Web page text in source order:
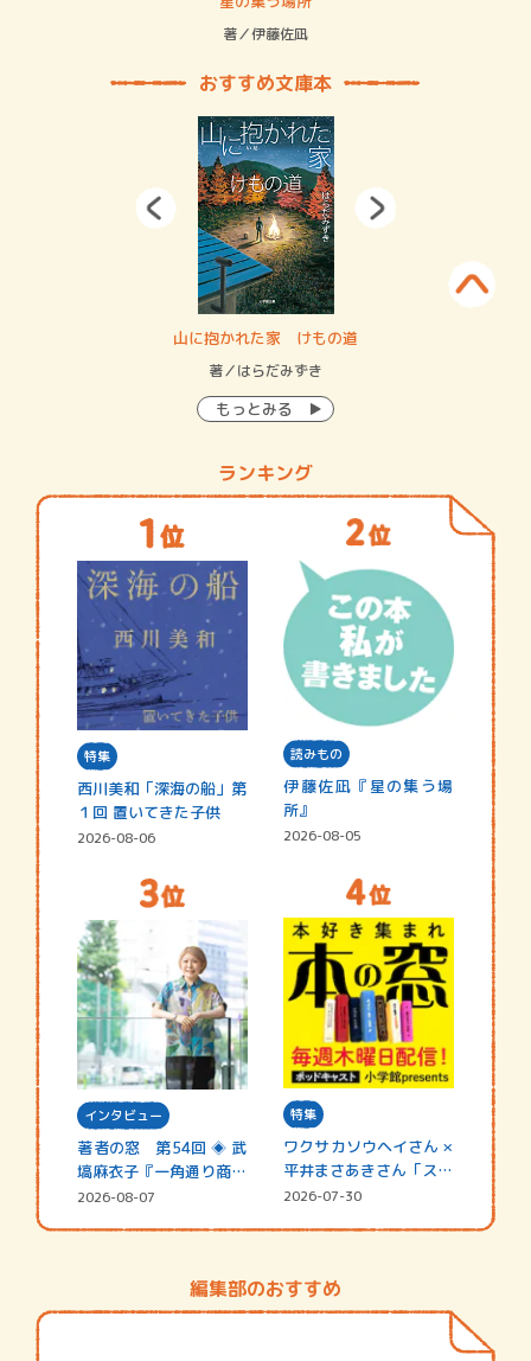
著／伊藤佐凪
おすすめ文庫本
山に抱かれた家 けもの道
著／はらだみずき
もっとみる
ランキング
特集
西川美和「深海の船」第
１回 置いてきた子供
2026-08-06
読みもの
伊藤佐凪『星の集う場
所』
2026-08-05
インタビュー
著者の窓 第54回 ◈ 武
塙麻衣子『一角通り商店
街の…
2026-08-07
特集
ワクサカソウヘイさん ×
平井まさあきさん「スペ
シャ…
2026-07-30
編集部のおすすめ